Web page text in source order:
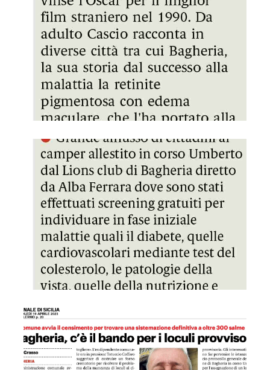
GDS 19/04/2023 Esami gratuiti in piazza contro il diabete
GDS 19/04/2023 Bagheria, c'è il bando per i loculi